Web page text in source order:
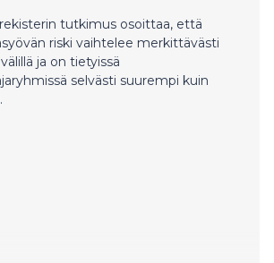
tutkimus osoittaa, että
riski vaihtelee merkittävästi
ja on tietyissä
selvästi suurempi kuin